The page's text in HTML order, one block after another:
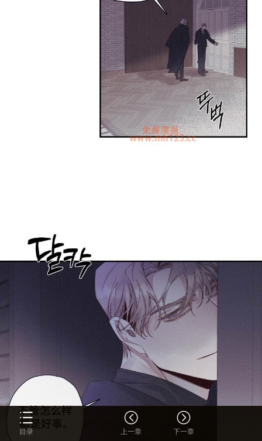
目录 上一章 下一章